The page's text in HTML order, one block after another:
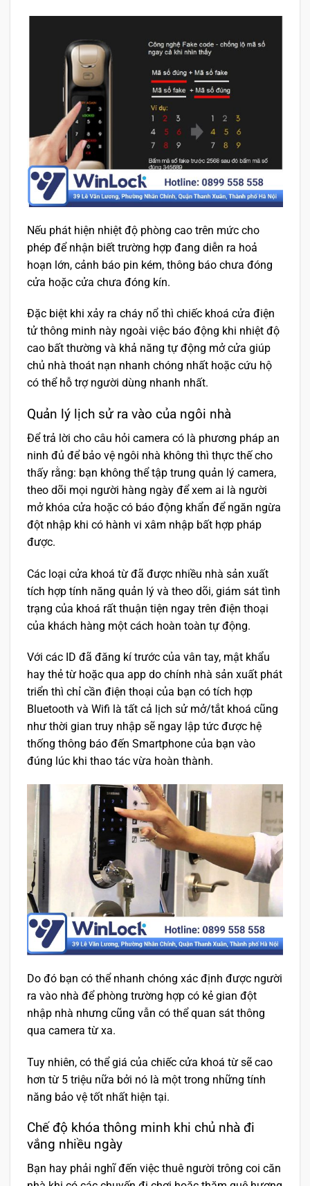
Nếu phát hiện nhiệt độ phòng cao trên mức cho
phép để nhận biết trường hợp đang diễn ra hoả
hoạn lớn, cảnh báo pin kém, thông báo chưa đóng
cửa hoặc cửa chưa đóng kín.
Đặc biệt khi xảy ra cháy nổ thì chiếc khoá cửa điện
tử thông minh này ngoài việc báo động khi nhiệt độ
cao bất thường và khả năng tự động mở cửa giúp
chủ nhà thoát nạn nhanh chóng nhất hoặc cứu hộ
có thể hỗ trợ người dùng nhanh nhất.
Quản lý lịch sử ra vào của ngôi nhà
Để trả lời cho câu hỏi camera có là phương pháp an
ninh đủ để bảo vệ ngôi nhà không thì thực thế cho
thấy rằng: bạn không thể tập trung quản lý camera,
theo dõi mọi người hàng ngày để xem ai là người
mở khóa cửa hoặc có báo động khẩn để ngăn ngừa
đột nhập khi có hành vi xâm nhập bất hợp pháp
được.
Các loại cửa khoá từ đã được nhiều nhà sản xuất
tích hợp tính năng quản lý và theo dõi, giám sát tình
trạng của khoá rất thuận tiện ngay trên điện thoại
của khách hàng một cách hoàn toàn tự động.
Với các ID đã đăng kí trước của vân tay, mật khẩu
hay thẻ từ hoặc qua app do chính nhà sản xuất phát
triển thì chỉ cần điện thoại của bạn có tích hợp
Bluetooth và Wifi là tất cả lịch sử mở/tắt khoá cũng
như thời gian truy nhập sẽ ngay lập tức được hệ
thống thông báo đến Smartphone của bạn vào
đúng lúc khi thao tác vừa hoàn thành.
Do đó bạn có thể nhanh chóng xác định được người
ra vào nhà để phòng trường hợp có kẻ gian đột
nhập nhà nhưng cũng vẫn có thể quan sát thông
qua camera từ xa.
Tuy nhiên, có thể giá của chiếc cửa khoá từ sẽ cao
hơn từ 5 triệu nữa bởi nó là một trong những tính
năng bảo vệ tốt nhất hiện tại.
Chế độ khóa thông minh khi chủ nhà đi
vắng nhiều ngày
Bạn hay phải nghĩ đến việc thuê người trông coi căn